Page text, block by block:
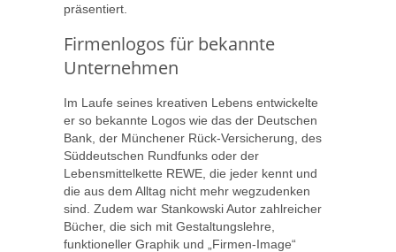
präsentiert.
Firmenlogos für bekannte
Unternehmen
Im Laufe seines kreativen Lebens entwickelte
er so bekannte Logos wie das der Deutschen
Bank, der Münchener Rück-Versicherung, des
Süddeutschen Rundfunks oder der
Lebensmittelkette REWE, die jeder kennt und
die aus dem Alltag nicht mehr wegzudenken
sind. Zudem war Stankowski Autor zahlreicher
Bücher, die sich mit Gestaltungslehre,
funktioneller Graphik und „Firmen-Image“